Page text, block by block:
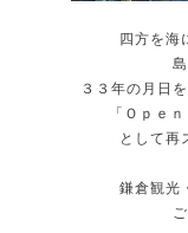
四方を海
３３年の月日
「Ｏｐｅ
として再
鎌倉観光